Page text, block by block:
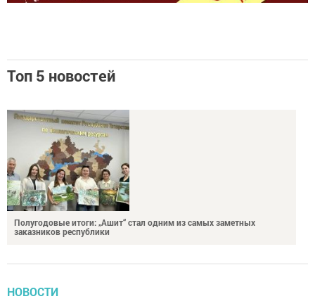
Полугодовые итоги: „Ашит“ стал одним из самых заметных
заказников республики